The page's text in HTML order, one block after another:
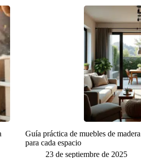
Guía práctica de muebles de madera
para cada espacio
23 de septiembre de 2025